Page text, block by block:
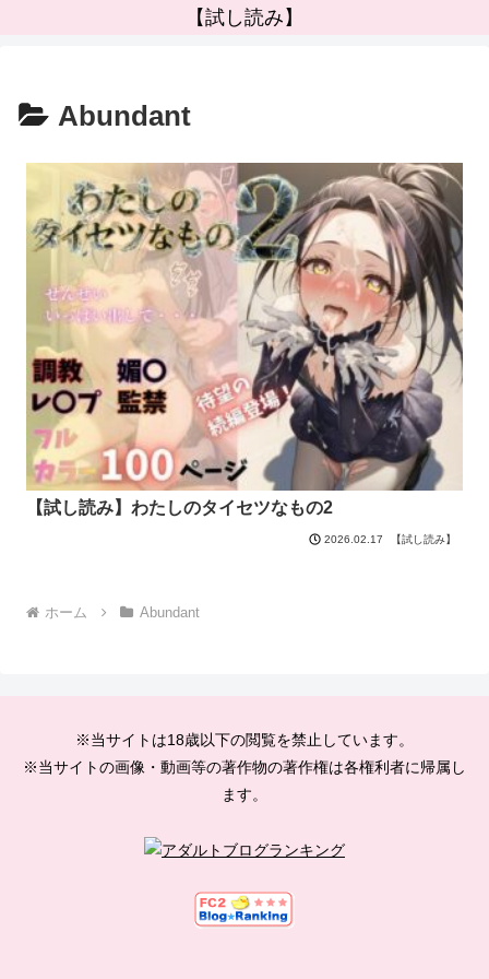
【試し読み】
Abundant
【試し読み】わたしのタイセツなもの2
2026.02.17 【試し読み】
ホーム Abundant
※当サイトは18歳以下の閲覧を禁止しています。
※当サイトの画像・動画等の著作物の著作権は各権利者に帰属し
ます。